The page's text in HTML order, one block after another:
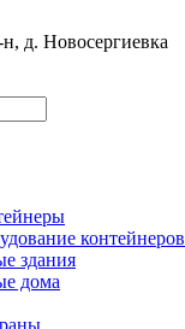
д. Новосергиевка
контейнеров
здания
дома